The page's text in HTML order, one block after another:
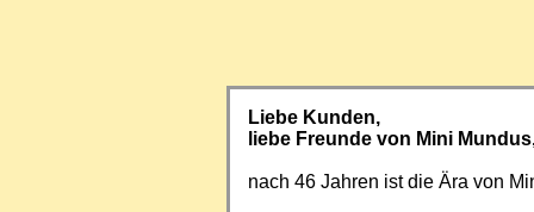
Liebe Kunden,
liebe Freunde von Mini
nach 46 Jahren ist die Ära von